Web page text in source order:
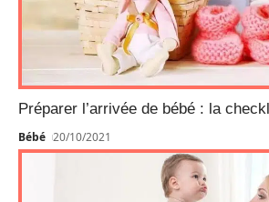
Préparer l’arrivée de bébé : la
Bébé 20/10/2021